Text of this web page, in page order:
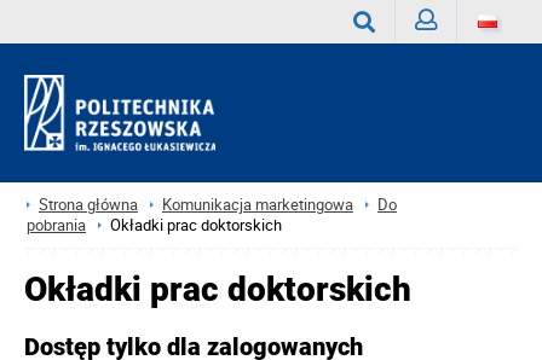
Strona główna Komunikacja marketingowa
Do
pobrania
Okładki prac doktorskich
Okładki prac doktorskich
Dostęp tylko dla zalogowanych